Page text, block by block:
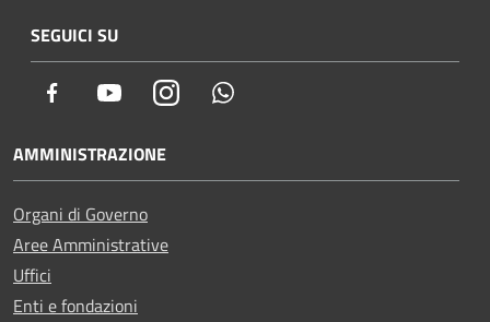
SEGUICI SU
Facebook YoutubeInstagram
AMMINISTRAZIONE
Organi di Governo
Aree Amministrative
Uffici
Enti e fondazioni